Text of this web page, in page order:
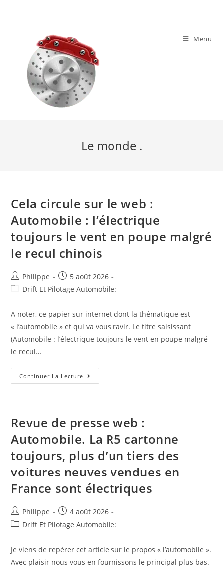
Menu
Le monde .
Cela circule sur le web :
Automobile : l’électrique
toujours le vent en poupe malgré
le recul chinois
Auteur/autrice
de
Philippe
Post
published:
5 août 2026
PostDrift Et Pilotage Automobile:
A noter, ce papier sur internet dont la thématique est
« l’automobile » et qui va vous ravir. Le titre saisissant
(Automobile : l’électrique toujours le vent en poupe malgré
le recul…
Continuer La Lecture Cela
Circule
:
Toujours
Le
Vent
En
Malgré
Recul
Chinois
Revue de presse web :
Automobile. La R5 cartonne
toujours, plus d’un tiers des
voitures neuves vendues en
France sont électriques
Auteur/autrice
de
Philippe
Post
published:
4 août 2026
PostDrift Et Pilotage Automobile:
Je viens de repérer cet article sur le propos « l’automobile ».
Avec plaisir nous vous en fournissons le principal plus bas.